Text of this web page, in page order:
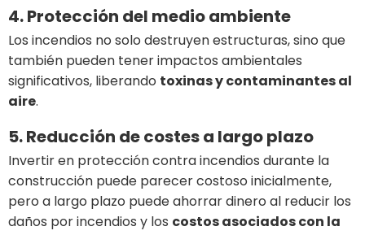
4. Protección del medio ambiente
Los incendios no solo destruyen estructuras, sino que
también pueden tener impactos ambientales
significativos, liberando toxinas y contaminantes al
aire.
5. Reducción de costes a largo plazo
Invertir en protección contra incendios durante la
construcción puede parecer costoso inicialmente,
pero a largo plazo puede ahorrar dinero al reducir los
daños por incendios y los costos asociados con la